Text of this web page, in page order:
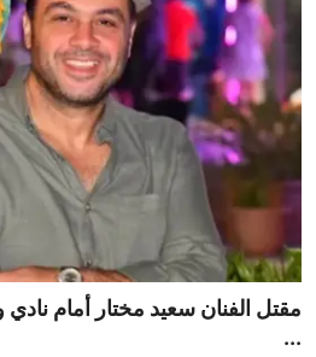
مقتل الفنان سعيد مختار أمام
...